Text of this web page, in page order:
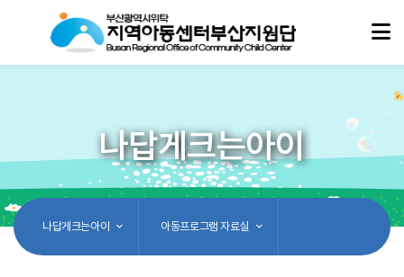
나답게크는아이
나답게크는아이 아동프로그램 자료실